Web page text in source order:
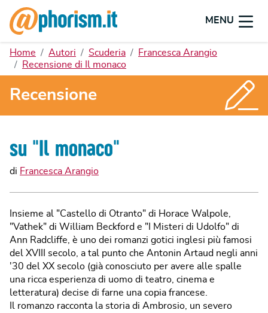
MENU
Home Autori Scuderia
Francesca Arangio
Recensione di Il monaco
Recensione
su "Il monaco"
di Francesca Arangio
Insieme al "Castello di Otranto" di Horace Walpole,
"Vathek" di William Beckford e "I Misteri di Udolfo" di
Ann Radcliffe, è uno dei romanzi gotici inglesi più famosi
del XVIII secolo, a tal punto che Antonin Artaud negli anni
'30 del XX secolo (già conosciuto per avere alle spalle
una ricca esperienza di uomo di teatro, cinema e
letteratura) decise di farne una copia francese.
Il romanzo racconta la storia di Ambrosio, un severo